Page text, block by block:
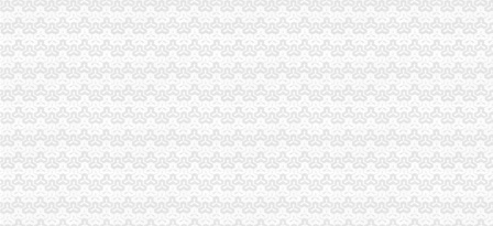
请问渝中区重庆天地这附近有什么送外卖的啊急求_重庆吧_百度贴吧
渝中区重庆天地精装两房绝版户型限量团购热销,重庆天地二手房,
投诉渝中区重庆天地雍江艺庭小区物管_重庆市公开信箱
重庆天地高层销售领跑楼市|重庆|渝中区_凤凰资讯
渝中：免费上网区域扩展到大坪和重庆天地——人民网·重庆视窗—
渝中区重庆天地雍江翠璟楼层低带车位出售欢迎实地看房,重庆渝中
重庆时尚购物-重庆渝中区重庆天地店铺-重庆天地店铺简介及重庆天地
两路口代账公司
【庐区三孝口专业注册公司代账报税欢迎来电咨询丁莉免费申请一
蜀山区黄岳路口附近注册公司代账报税找江秀秀低价注册-合肥58同城